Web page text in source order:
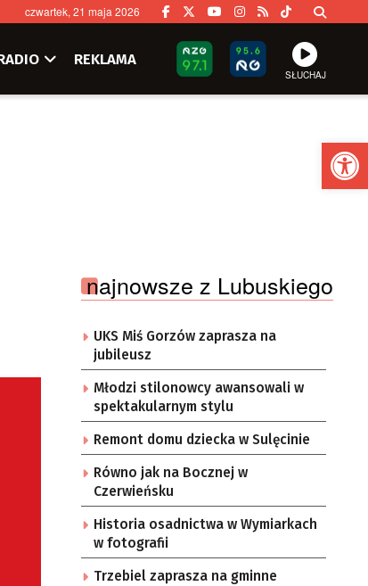
czwartek, 21 maja 2026
REKLAMA
SŁUCHAJ
najnowsze z Lubuskiego
UKS Miś Gorzów zaprasza na
jubileusz
Młodzi stilonowcy awansowali w
spektakularnym stylu
Remont domu dziecka w Sulęcinie
Równo jak na Bocznej w
Czerwieńsku
Historia osadnictwa w Wymiarkach
w fotografii
Trzebiel zaprasza na gminne